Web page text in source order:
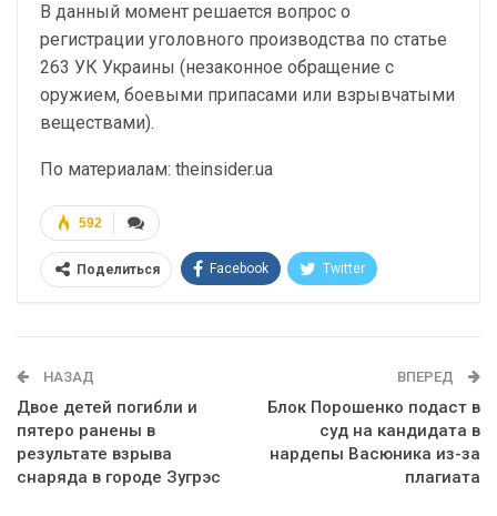
В данный момент решается вопрос о
регистрации уголовного производства по статье
263 УК Украины (незаконное обращение с
оружием, боевыми припасами или взрывчатыми
веществами).
По материалам: theinsider.ua
592
Поделиться Facebook Twitter
НАЗАД
Двое детей погибли и
пятеро ранены в
результате взрыва
снаряда в городе Зугрэс
ВПЕРЕД
Блок Порошенко подаст в
суд на кандидата в
нардепы Васюника из-за
плагиата